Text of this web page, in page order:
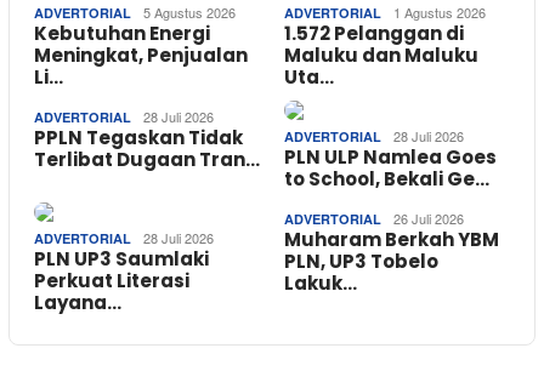
ADVERTORIAL 5 Agustus 2026
Kebutuhan Energi
Meningkat, Penjualan
Li…
ADVERTORIAL 1 Agustus 2026
1.572 Pelanggan di
Maluku dan Maluku
Uta…
ADVERTORIAL 28 Juli 2026
PPLN Tegaskan Tidak
Terlibat Dugaan Tran…
ADVERTORIAL 28 Juli 2026
PLN ULP Namlea Goes
to School, Bekali Ge…
ADVERTORIAL 28 Juli 2026
PLN UP3 Saumlaki
Perkuat Literasi
Layana…
ADVERTORIAL 26 Juli 2026
Muharam Berkah YBM
PLN, UP3 Tobelo
Lakuk…